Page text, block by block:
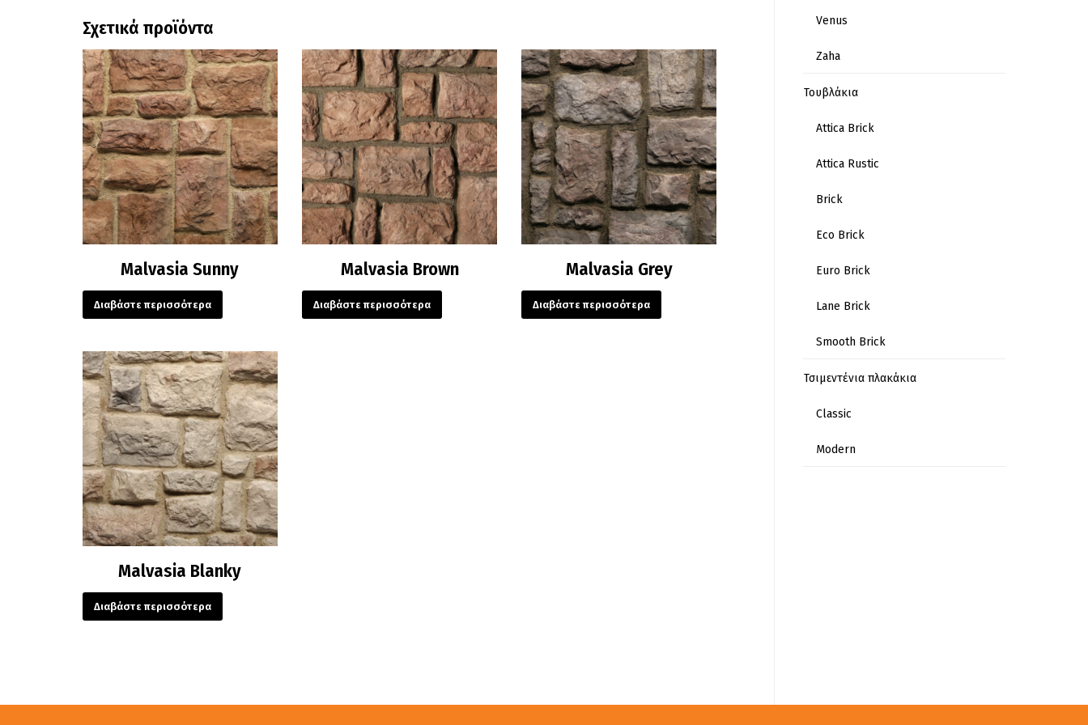
Σχετικά προϊόντα
Malvasia Sunny
Διαβάστε περισσότερα
Malvasia Brown
Διαβάστε περισσότερα
Malvasia Grey
Διαβάστε περισσότερα
Malvasia Blanky
Διαβάστε περισσότερα
Venus
Zaha
Τουβλάκια
Attica Brick
Attica Rustic
Brick
Eco Brick
Euro Brick
Lane Brick
Smooth Brick
Τσιμεντένια πλακάκια
Classic
Modern